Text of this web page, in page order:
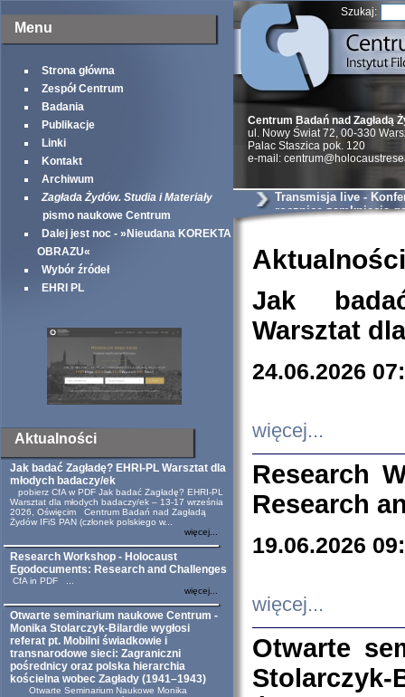
Menu
Strona główna
Zespół Centrum
Badania
Publikacje
Linki
Kontakt
Archiwum
Zagłada Żydów. Studia i Materiały
pismo naukowe Centrum
Dalej jest noc - »Nieudana KOREKTA
OBRAZU«
Wybór źródeł
EHRI PL
Aktualności
Jak badać Zagładę? EHRI-PL Warsztat dla
młodych badaczy/ek
pobierz CfA w PDF Jak badać Zagładę? EHRI-PL
Warsztat dla młodych badaczy/ek – 13-17 września
2026, Oświęcim Centrum Badań nad Zagładą
Żydów IFiS PAN (członek polskiego w...
więcej...
Research Workshop - Holocaust
Egodocuments: Research and Challenges
CfA in PDF ...
więcej...
Otwarte seminarium naukowe Centrum -
Monika Stolarczyk-Bilardie wygłosi
referat pt. Mobilni świadkowie i
transnarodowe sieci: Zagraniczni
pośrednicy oraz polska hierarchia
kościelna wobec Zagłady (1941–1943)
Otwarte Seminarium Naukowe Monika
Szukaj:
Centrum Badań nad Zagładą
ul. Nowy Świat 72, 00-330
Palac Staszica pok. 120
e-mail:
Transmisja live -
rocznicę zamknięcia
Aktualności
Jak
Warsztat
24.06.2026
więcej...
Research
Research
19.06.2026
więcej...
Otwarte